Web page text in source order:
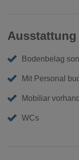
Bodenbelag
Mit Personal
Mobiliar
WCs